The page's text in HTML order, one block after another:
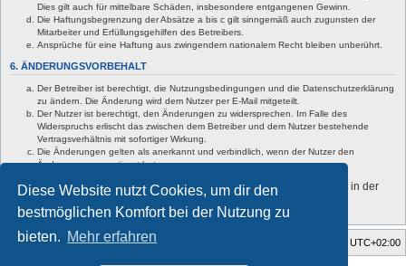
Diese Website nutzt Cookies, um dir den
bestmöglichen Komfort bei der Nutzung zu
bieten. Mehr erfahren
Dies gilt auch für mittelbare Schäden, insbesondere entgangenen Gewinn.
Die Haftungsbegrenzung der Absätze a bis c gilt sinngemäß auch zugunsten der
Mitarbeiter und Erfüllungsgehilfen des Betreibers.
Ansprüche für eine Haftung aus zwingendem nationalem Recht bleiben unberührt.
6. ÄNDERUNGSVORBEHALT
Der Betreiber ist berechtigt, die Nutzungsbedingungen und die Datenschutzerklärung
zu ändern. Die Änderung wird dem Nutzer per E-Mail mitgeteilt.
Der Nutzer ist berechtigt, den Änderungen zu widersprechen. Im Falle des
Widerspruchs erlischt das zwischen dem Betreiber und dem Nutzer bestehende
Vertragsverhältnis mit sofortiger Wirkung.
Die Änderungen gelten als anerkannt und verbindlich, wenn der Nutzer den
Änderungen zugestimmt hat.
Informationen über den Umgang mit deinen persönlichen Daten sind in der
Startseite Foren-Übersicht UTC+02:00